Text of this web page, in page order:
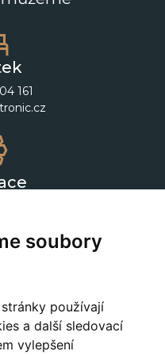
soubory
používají
a další sledovací
vylepšení
161